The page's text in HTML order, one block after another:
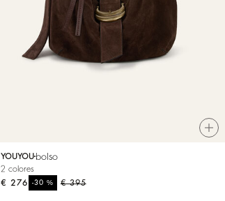
YOUYOUbolso
2 colores
€ 395
-30%
€ 276